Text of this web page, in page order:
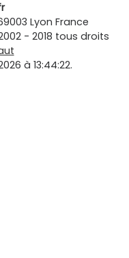
Lyon France
- 2018 tous droits
à 13:44:22.